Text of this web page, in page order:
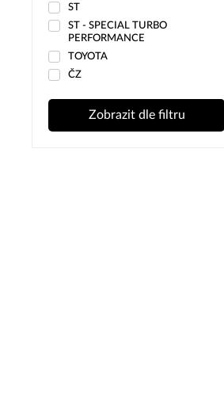
ST
ST - SPECIAL TURBO
PERFORMANCE
TOYOTA
ČZ
Zobrazit dle filtru